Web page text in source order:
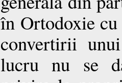
în Ortodoxie
convertirii
lucru nu se